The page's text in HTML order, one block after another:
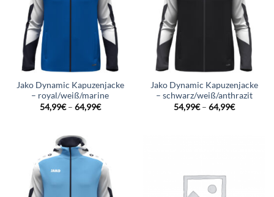
Jako Dynamic Kapuzenjacke
– royal/weiß/marine
54,99€– 64,99€
Jako Dynamic Kapuzenjacke
– schwarz/weiß/anthrazit
54,99€– 64,99€